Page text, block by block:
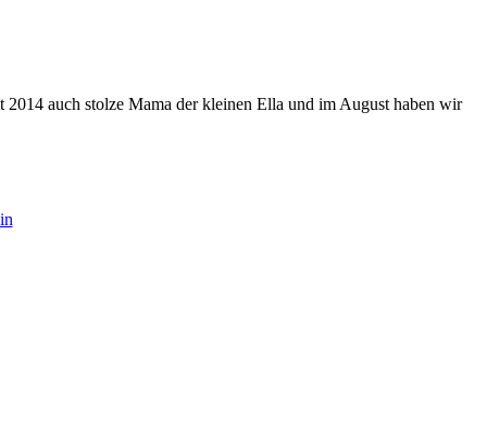
auch stolze Mama der kleinen Ella und im August haben wir